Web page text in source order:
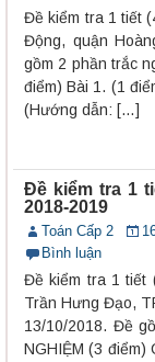
Đề kiểm tra 1 tiết
Động, quận
gồm 2 phần trắc
điểm) Bài 1. (1
(Hướng dẫn: […]
Đề kiểm tra 1
2018-2019
Toán Cấp 2
Bình luận
Đề kiểm tra 1 tiết
Trần Hưng Đạo,
13/10/2018. Đề
NGHIỆM (3 điểm)